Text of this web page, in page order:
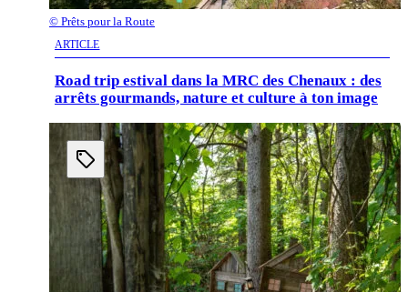
© Prêts pour la Route
ARTICLE
Road trip estival dans la MRC des Chenaux : des
arrêts gourmands, nature et culture à ton image